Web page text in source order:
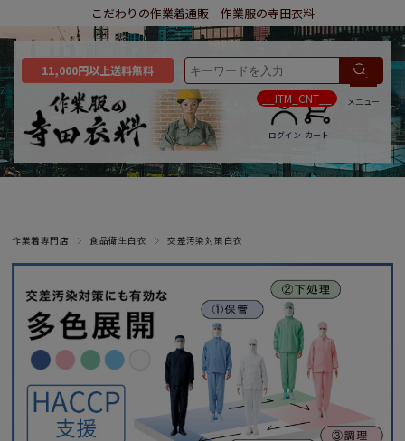
こだわりの作業着通販 作業服の寺田衣料
ログイン
__ITM_CNT__
カート
メニュー
11,000円以上送料無料
作業着専門店 食品衛生白衣 交差汚染対策白衣